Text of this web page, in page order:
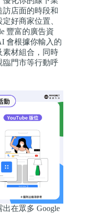
訪店面的時段和
好商家位置、
豐富的廣告資
會根據你輸入的
素材組合，同時
臨門市等行動呼
在眾多 Google